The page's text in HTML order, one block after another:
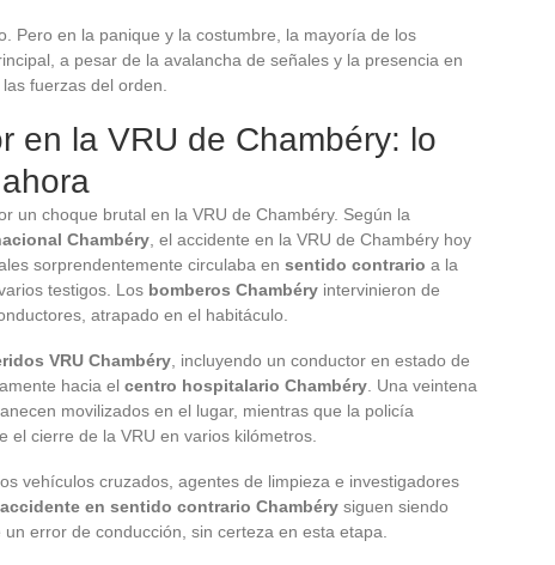
Pero en la panique y la costumbre, la mayoría de los
a pesar de la avalancha de señales y la presencia en
fuerzas del orden.
en la VRU de Chambéry: lo
un choque brutal en la VRU de Chambéry. Según la
Chambéry , el accidente en la VRU de Chambéry hoy
sorprendentemente circulaba en sentido contrario a la
varios testigos. Los bomberos Chambéry intervinieron de
atrapado en el habitáculo.
VRU Chambéry , incluyendo un conductor en estado de
hacia el centro hospitalario Chambéry . Una veintena
movilizados en el lugar, mientras que la policía
cierre de la VRU en varios kilómetros.
vehículos cruzados, agentes de limpieza e investigadores
accidente en sentido contrario Chambéry siguen siendo
error de conducción, sin certeza en esta etapa.